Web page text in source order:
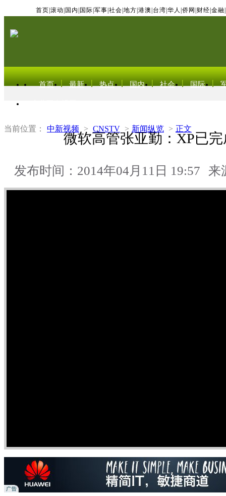
首页 滚动 国内 国际 军事 社会 地方 港澳 台湾 华人 侨网 财经 金融
首页 最新 热点 国内 社会 国际
当前位置： 中新视频 > CNSTV > 新闻纵览 > 正文
微软高管张亚勤：XP已
发布时间：2014年04月11日 19:57 来